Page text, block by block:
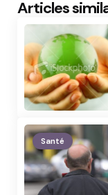
Articles
Santé